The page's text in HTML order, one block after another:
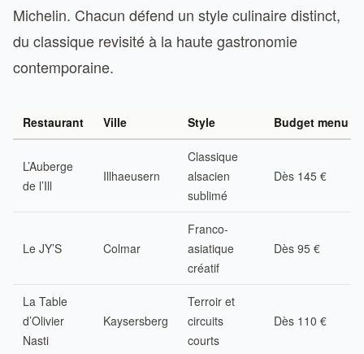
Michelin. Chacun défend un style culinaire distinct,
du classique revisité à la haute gastronomie
contemporaine.
Restaurant Ville Style Budget menu
L’Auberge
de l’Ill
Illhaeusern
Classique
alsacien
sublimé
Dès 145 €
Le JY’S Colmar
Franco-
asiatique
créatif
Dès 95 €
La Table
d’Olivier
Nasti
Kaysersberg
Terroir et
circuits
courts
Dès 110 €